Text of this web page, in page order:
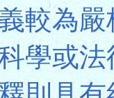
較為
學或